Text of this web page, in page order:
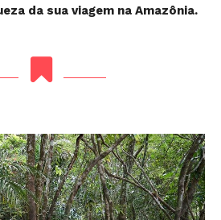
da sua viagem na Amazônia.